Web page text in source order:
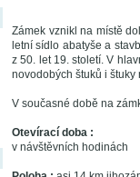
Zámek vznikl na místě
letní sídlo abatyše a
z 50. let 19. století. V
novodobých štuků i štuky
V současné době na
Otevírací doba :
v návštěvních hodinách